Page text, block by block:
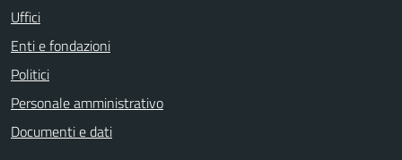
Uffici
Enti e fondazioni
Politici
Personale amministrativo
Documenti e dati